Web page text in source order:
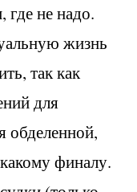
где не надо.
жизнь
так как
для
обделенной,
финалу.